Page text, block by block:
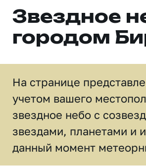
Звездное
городом
На странице
учетом вашего
звездное небо c
звездами, планетами и
данный момент